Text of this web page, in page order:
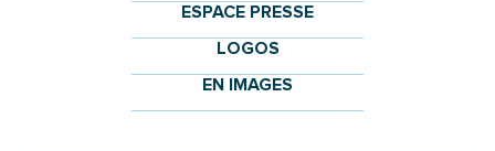
ESPACE PRESSE
LOGOS
EN IMAGES